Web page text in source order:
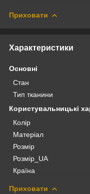
Приховати
Характеристики
Основні
Стан
Тип тканини
Користувальницькі
Колір
Матеріал
Розмір
Розмір_UA
Країна
Приховати